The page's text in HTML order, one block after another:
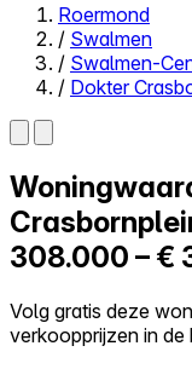
Close menu
Zelf kopen
Alles-in-één
Reviews
Prijzen
Log in
Probeer Walter gratis
Roermond
/ Swalmen
/ Swalmen-
/ Dokter
308.000 – €
Volg gratis deze
verkoopprijzen in de